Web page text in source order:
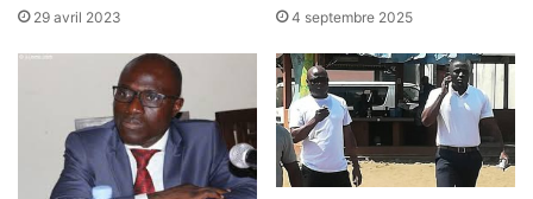
29 avril 2023 4 septembre 2025